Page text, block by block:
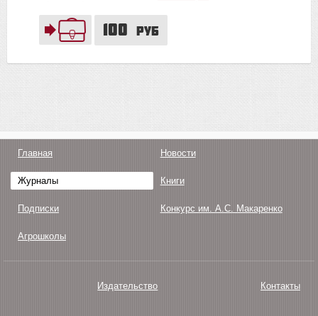
100 руб
Главная Новости
Журналы Книги
Подписки Конкурс им. А.С. Макаренко
Агрошколы
Издательство Контакты